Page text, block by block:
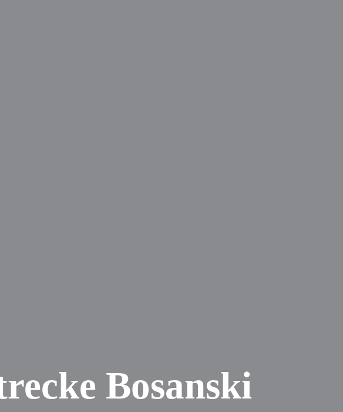
Bosanski